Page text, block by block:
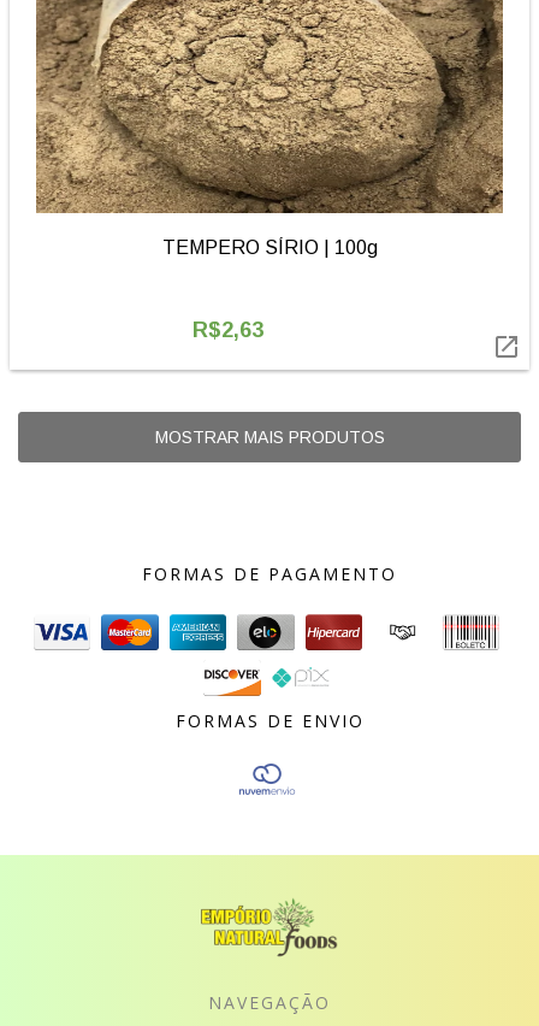
TEMPERO SÍRIO | 100g
R$2,63

MOSTRAR MAIS PRODUTOS
FORMAS DE PAGAMENTO
FORMAS DE ENVIO
NAVEGAÇÃO